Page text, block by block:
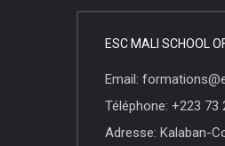
ESC MALI SCHOOL
Email:
Téléphone: +223 73
Adresse: Kalaban-